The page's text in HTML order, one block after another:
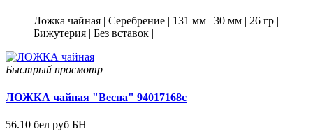
Ложка чайная | Серебрение | 131 мм | 30 мм | 26 гр |
Бижутерия | Без вставок |
Быстрый просмотр
ЛОЖКА чайная "Весна" 94017168с
56.10 бел руб БН